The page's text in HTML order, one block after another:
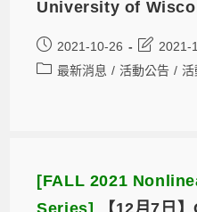
University of
2021-10-26
2021-
最新消息 / 活動公告 / 活
[FALL 2021
Series]
【12月7日